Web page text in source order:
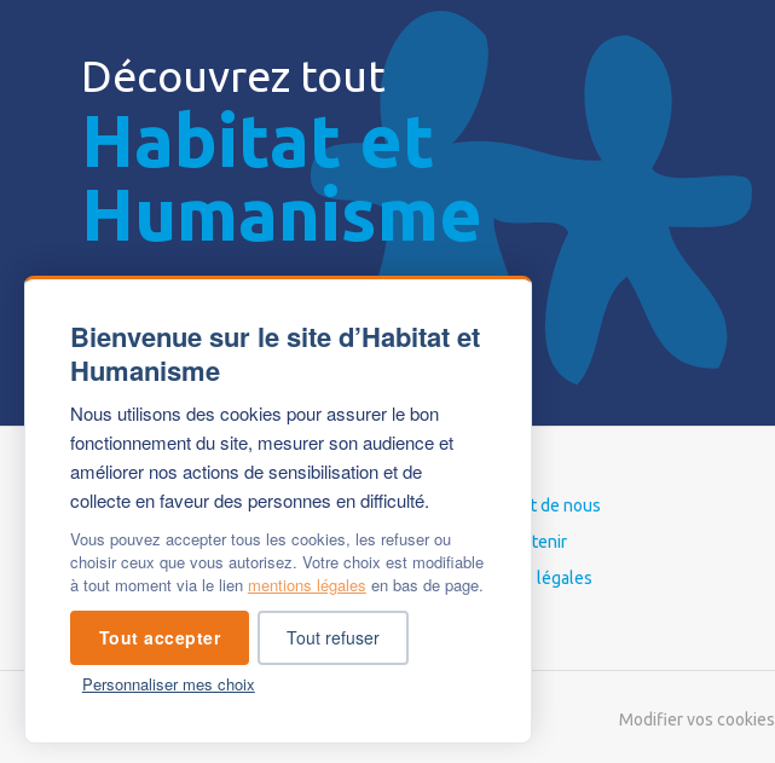
Bienvenue sur le site d’Habitat et
Humanisme
Nous utilisons des cookies pour assurer le bon
fonctionnement du site, mesurer son audience et
améliorer nos actions de sensibilisation et de
collecte en faveur des personnes en difficulté.
Vous pouvez accepter tous les cookies, les refuser ou
choisir ceux que vous autorisez. Votre choix est modifiable
à tout moment via le lien mentions légales en bas de page.
Tout accepter Tout refuser
Personnaliser mes choix
Découvrez tout
Habitat et
Humanisme
Le projet
Ateliers
Actualités
Ils parlent de nous
Nous soutenir
Mentions légales
Modifier vos cookies